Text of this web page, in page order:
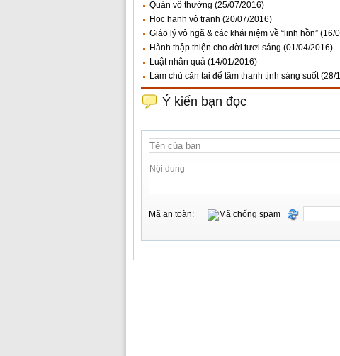
Quán vô thường (25/07/2016)
Học hạnh vô tranh (20/07/2016)
Giáo lý vô ngã & các khái niệm về “linh hồn” (16/
Hành thập thiện cho đời tươi sáng (01/04/2016)
Luật nhân quả (14/01/2016)
Làm chủ căn tai để tâm thanh tịnh sáng suốt (28/
Ý kiến bạn đọc
Mã an toàn: